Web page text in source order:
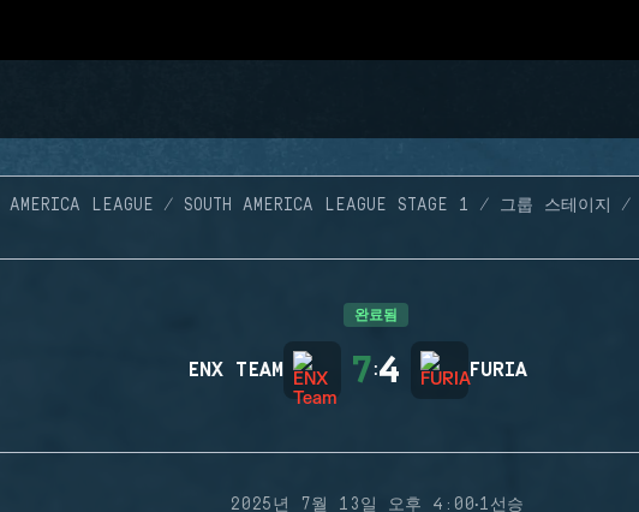
AMERICA LEAGUE SOUTH AMERICA LEAGUE STAGE 1 그룹 스테이지
완료됨
ENX TEAM 7:4 FURIA
2025년 7월 13일 오후 4:00·1선승